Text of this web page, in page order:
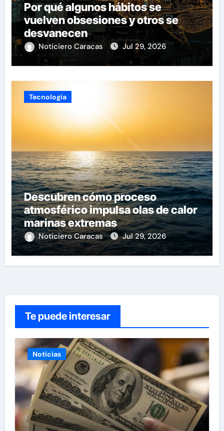
Por qué algunos hábitos se
vuelven obsesiones y otros se
desvanecen
Noticiero Caracas Jul 29, 2026
Tecnología
Descubren cómo proceso
atmosférico impulsa olas de calor
marinas extremas
Noticiero Caracas Jul 29, 2026
Te puede interesar
Noticias